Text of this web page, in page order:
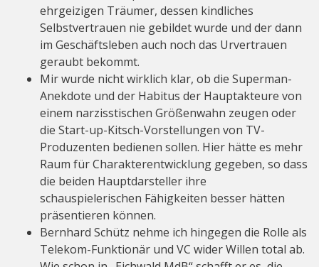
ehrgeizigen Träumer, dessen kindliches
Selbstvertrauen nie gebildet wurde und der dann
im Geschäftsleben auch noch das Urvertrauen
geraubt bekommt.
Mir wurde nicht wirklich klar, ob die Superman-
Anekdote und der Habitus der Hauptakteure von
einem narzisstischen Größenwahn zeugen oder
die Start-up-Kitsch-Vorstellungen von TV-
Produzenten bedienen sollen. Hier hätte es mehr
Raum für Charakterentwicklung gegeben, so dass
die beiden Hauptdarsteller ihre
schauspielerischen Fähigkeiten besser hätten
präsentieren können.
Bernhard Schütz nehme ich hingegen die Rolle als
Telekom-Funktionär und VC wider Willen total ab.